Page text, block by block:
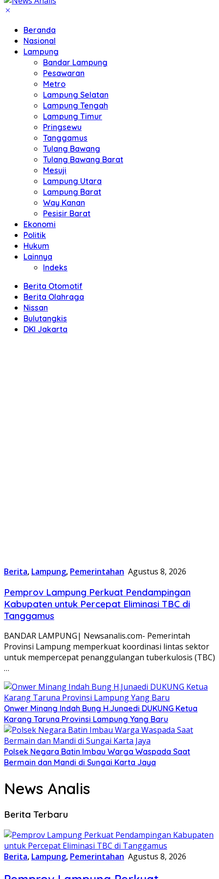
Beranda
Nasional
Lampung
Bandar Lampung
Pesawaran
Metro
Lampung Selatan
Lampung Tengah
Lampung Timur
Pringsewu
Tanggamus
Tulang Bawang
Tulang Bawang Barat
Mesuji
Lampung Utara
Lampung Barat
Way Kanan
Pesisir Barat
Ekonomi
Politik
Hukum
Lainnya
Indeks
Berita Otomotif
Berita Olahraga
Nissan
Bulutangkis
DKI Jakarta
Berita, Lampung, Pemerintahan Agustus 8, 2026
Pemprov Lampung Perkuat Pendampingan
Kabupaten untuk Percepat Eliminasi TBC di
Tanggamus
BANDAR LAMPUNG| Newsanalis.com- Pemerintah
Provinsi Lampung memperkuat koordinasi lintas sektor
untuk mempercepat penanggulangan tuberkulosis (TBC)
…
Onwer Minang Indah Bung H.Junaedi DUKUNG Ketua
Karang Taruna Provinsi Lampung Yang Baru
Polsek Negara Batin Imbau Warga Waspada Saat
Bermain dan Mandi di Sungai Karta Jaya
News Analis
Berita Terbaru
Berita, Lampung, Pemerintahan Agustus 8, 2026